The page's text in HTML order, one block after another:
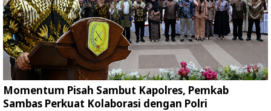
Momentum Pisah Sambut Kapolres, Pemkab
Sambas Perkuat Kolaborasi dengan Polri